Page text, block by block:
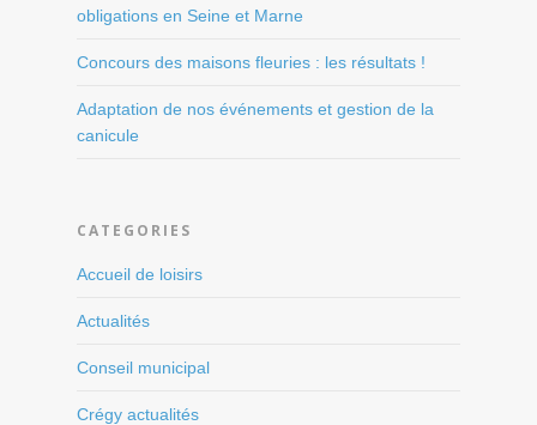
obligations en Seine et Marne
Concours des maisons fleuries : les résultats !
Adaptation de nos événements et gestion de la
canicule
CATEGORIES
Accueil de loisirs
Actualités
Conseil municipal
Crégy actualités